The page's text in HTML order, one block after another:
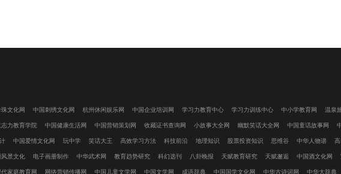
文化网 中国刺绣文化网 杭州休闲娱乐网 中国企业培训网 学习力教育中心 学习力训练中心 中小学教育网 温泉
志力教育学院 中国健康生活网 中国营销策划网 收藏证书查询网 小故事大全网 幽默笑话大全网 中国童话故事网
中国爱情文化网 玩中学 笑话大王 高效学习方法 科技前沿 地理知识 股票投资知识 思维谷 中华人物谱
风景文化 电子画册制作 中华武术网 教育趋势研究 科幻选刊 八卦晚报 天赋教育研究 天赋邂逅 中国酒文化网
代家庭教育网 网络营销传播网 中国儿童文学网 中国文学网 成语辞典 中国国学文化网 中华古诗词网 中华大辞典